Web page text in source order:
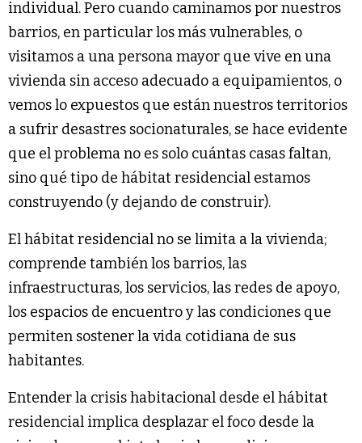
individual. Pero cuando caminamos por nuestros
barrios, en particular los más vulnerables, o
visitamos a una persona mayor que vive en una
vivienda sin acceso adecuado a equipamientos, o
vemos lo expuestos que están nuestros territorios
a sufrir desastres socionaturales, se hace evidente
que el problema no es solo cuántas casas faltan,
sino qué tipo de hábitat residencial estamos
construyendo (y dejando de construir).
El hábitat residencial no se limita a la vivienda;
comprende también los barrios, las
infraestructuras, los servicios, las redes de apoyo,
los espacios de encuentro y las condiciones que
permiten sostener la vida cotidiana de sus
habitantes.
Entender la crisis habitacional desde el hábitat
residencial implica desplazar el foco desde la